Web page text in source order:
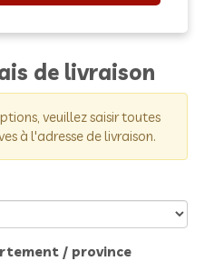
de livraison
veuillez saisir toutes
à l'adresse de livraison.
/ province